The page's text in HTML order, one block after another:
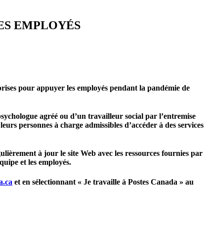
EMPLOYÉS
pour appuyer les employés pendant la pandémie de
agréé ou d’un travailleur social par l’entremise
personnes à charge admissibles d’accéder à des services
à jour le site Web avec les ressources fournies par
et les employés.
et en sélectionnant « Je travaille à Postes Canada » au